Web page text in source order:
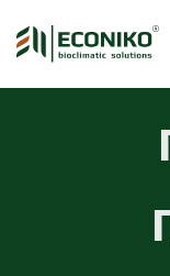
Skip to main